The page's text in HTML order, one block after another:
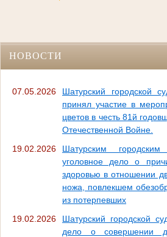
НОВОСТИ
07.05.2026
Шатурский городской
принял участие в
цветов в честь 81й
Отечественной Войне.
19.02.2026
Шатурским
уголовное дело о
здоровью в отношении
ножа, повлекшем
из потерпевших
19.02.2026
Шатурский городской
дело о совершении